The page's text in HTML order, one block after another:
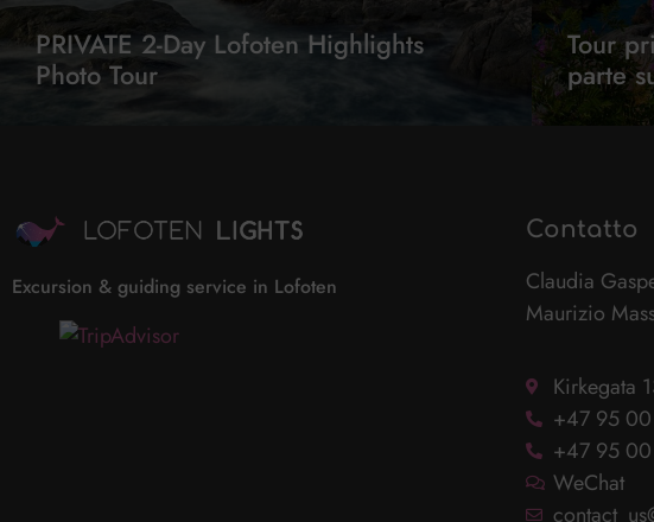
PRIVATE 2-Day Lofoten Highlights
Photo Tour
Tour
parte
Excursion & guiding service in Lofoten
Contatto
Claudia
Maurizio
Kirkegata
+47 95
+47 95
WeChat